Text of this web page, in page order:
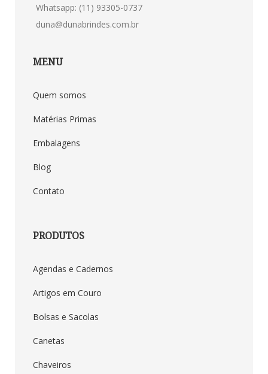
Whatsapp: (11) 93305-0737
duna@dunabrindes.com.br
MENU
Quem somos
Matérias Primas
Embalagens
Blog
Contato
PRODUTOS
Agendas e Cadernos
Artigos em Couro
Bolsas e Sacolas
Canetas
Chaveiros
Duna Brindes